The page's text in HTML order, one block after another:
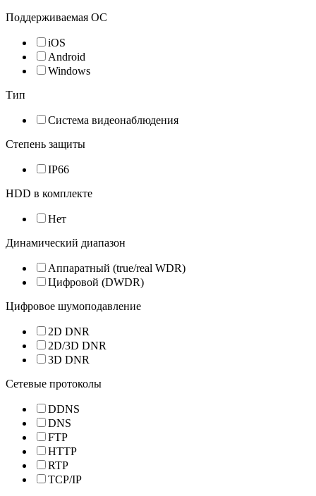
Поддерживаемая ОС
iOS
Android
Windows
Тип
Система видеонаблюдения
Степень защиты
IP66
HDD в комплекте
Нет
Динамический диапазон
Аппаратный (true/real WDR)
Цифровой (DWDR)
Цифровое шумоподавление
2D DNR
2D/3D DNR
3D DNR
Сетевые протоколы
DDNS
DNS
FTP
HTTP
RTP
TCP/IP